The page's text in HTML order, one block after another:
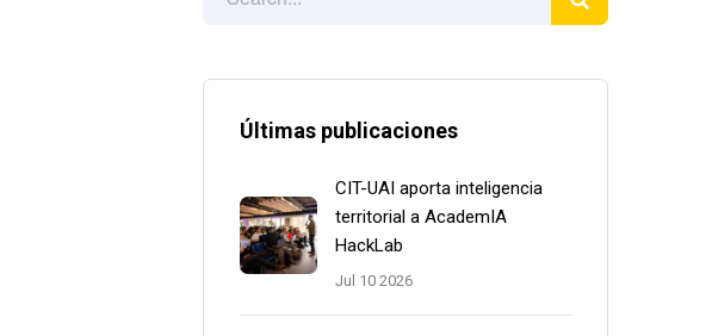
Últimas publicaciones
CIT-UAI aporta inteligencia
territorial a AcademIA
HackLab
Jul 10 2026